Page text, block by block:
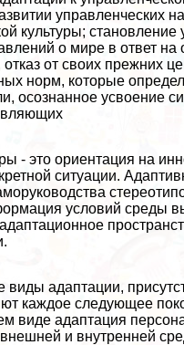
управленческих
культуры; становление
о мире в ответ
от своих прежних
норм, которые
осознанное усвоение
- это ориентация на
ситуации.
условий среды
виды адаптации,
каждое следующее
адаптация
и внутренней